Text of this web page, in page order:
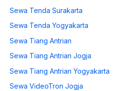
Sewa Tenda Surakarta
Sewa Tenda Yogyakarta
Sewa Tiang Antrian
Sewa Tiang Antrian Jogja
Sewa Tiang Antrian Yogyakarta
Sewa VideoTron Jogja